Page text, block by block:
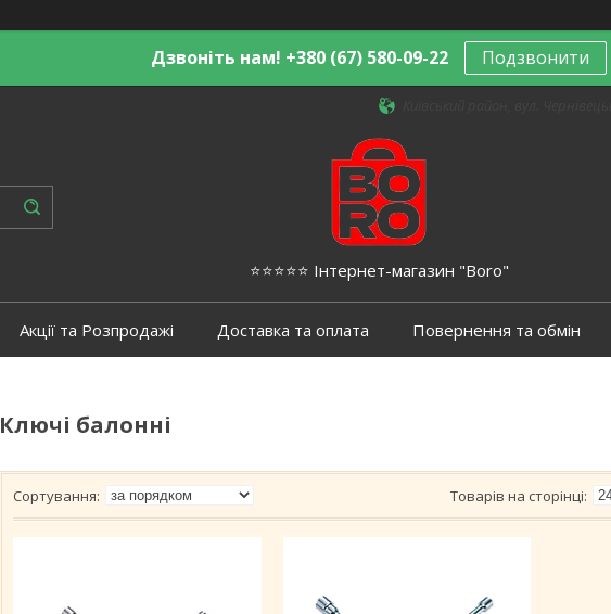
Дзвоніть нам! +380 (67) 580-09-22 Подзвонити
⭐️⭐️⭐️⭐️⭐️ Інтернет-магазин "Boro"
Акції та Розпродажі Доставка та оплата Повернення та обмін
Ключі балонні